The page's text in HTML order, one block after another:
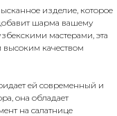
изделие, которое
шарма вашему
мастерами, эта
качеством
ей современный и
она обладает
на салатнице